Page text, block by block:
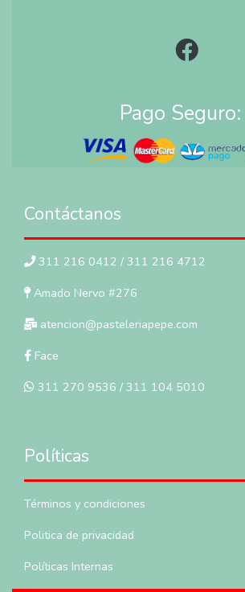
Pago Seguro:
Contáctanos
311 216 0412 / 311 216 4712
Amado Nervo #276
atencion@pasteleriapepe.com
Face
311 270 9536 / 311 104 5010
Políticas
Términos y condiciones
Politica de privacidad
Políticas Internas